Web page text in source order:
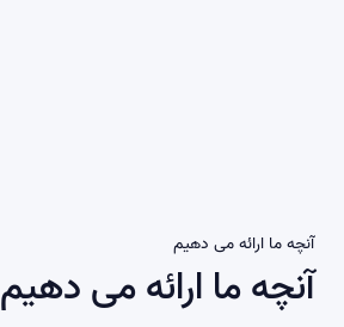
آنچه ما ارائه می دهیم
آنچه ما ارائه می دهیم